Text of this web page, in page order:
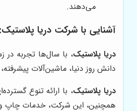
می‌دهند.
آشنایی با شرکت دریا
دریا پلاستیک، با سال‌ها تجربه در
دانش روز دنیا، ماشین‌آلات
دریا پلاستیک، با ارائه تنوع
همچنین، این شرکت، خدمات چاپ و